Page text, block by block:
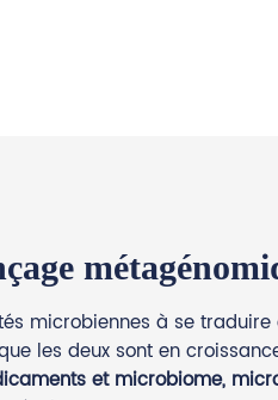
microbiennes à se
les deux sont en
et microbiome,